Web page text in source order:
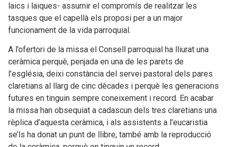
laics i laiques- assumir el compromís de realitzar les
tasques que el capellà els proposi per a un major
funcionament de la vida parroquial.
A l’ofertori de la missa el Consell parroquial ha lliurat una
ceràmica perquè, penjada en una de les parets de
l’església, deixi constància del servei pastoral dels pares
claretians al llarg de cinc dècades i perquè les generacions
futures en tinguin sempre coneixement i record. En acabar
la missa han obsequiat a cadascun dels tres claretians una
rèplica d’aquesta ceràmica, i als assistents a l’eucaristia
se’ls ha donat un punt de llibre, també amb la reproducció